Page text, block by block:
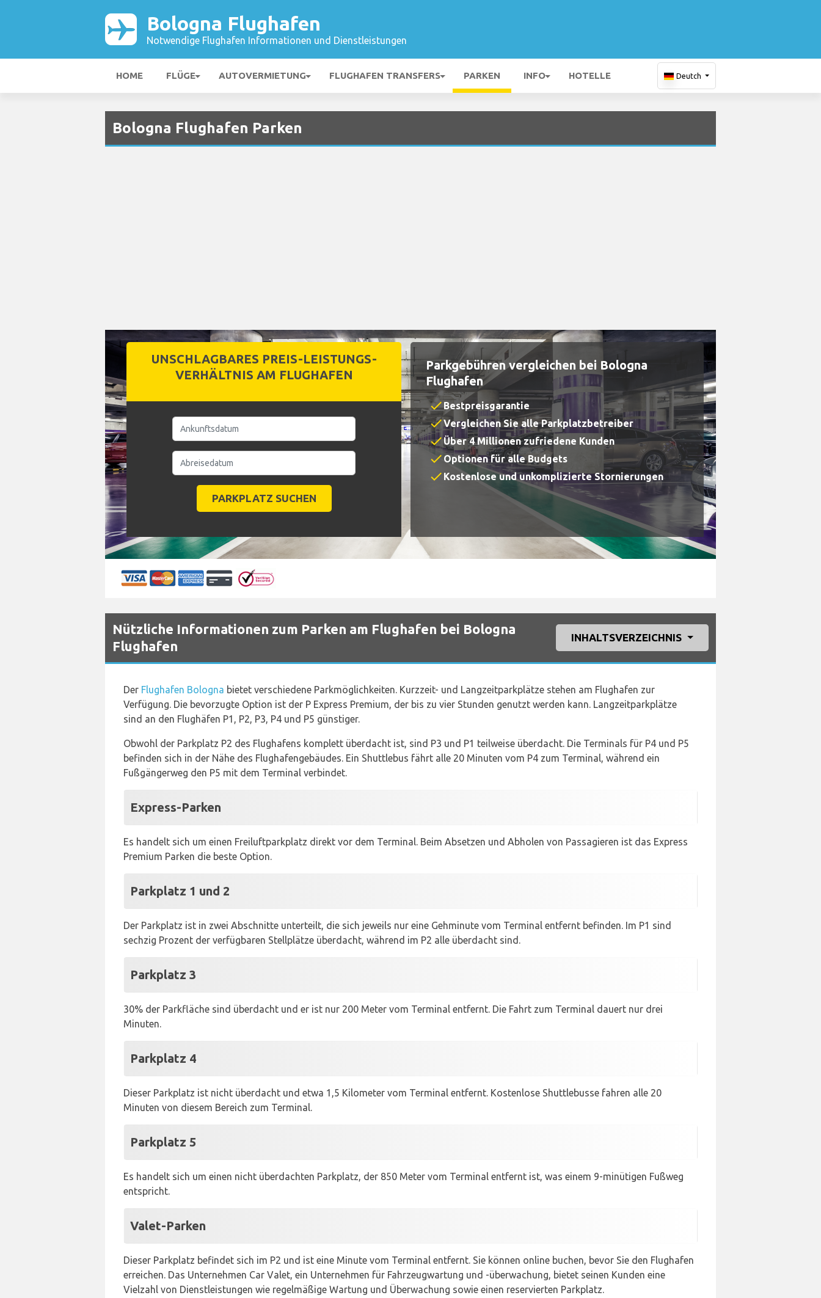
Bologna Flughafen
Notwendige Flughafen Informationen und Dienstleistungen
HOME FLÜGE AUTOVERMIETUNG FLUGHAFEN TRANSFERS PARKEN INFO HOTELLE Deutch
Bologna Flughafen Parken
UNSCHLAGBARES PREIS-LEISTUNGS-
VERHÄLTNIS AM FLUGHAFEN
Parkgebühren vergleichen bei Bologna
Flughafen
checkBestpreisgarantie
checkVergleichen Sie alle Parkplatzbetreiber
checkÜber 4 Millionen zufriedene Kunden
check Optionen für alle Budgets
check Kostenlose und unkomplizierte Stornierungen
Nützliche Informationen zum Parken am Flughafen bei Bologna
Flughafen
INHALTSVERZEICHNIS
Der Flughafen Bologna bietet verschiedene Parkmöglichkeiten. Kurzzeit- und Langzeitparkplätze stehen am Flughafen zur
Verfügung. Die bevorzugte Option ist der P Express Premium, der bis zu vier Stunden genutzt werden kann. Langzeitparkplätze
sind an den Flughäfen P1, P2, P3, P4 und P5 günstiger.
Obwohl der Parkplatz P2 des Flughafens komplett überdacht ist, sind P3 und P1 teilweise überdacht. Die Terminals für P4 und P5
befinden sich in der Nähe des Flughafengebäudes. Ein Shuttlebus fährt alle 20 Minuten vom P4 zum Terminal, während ein
Fußgängerweg den P5 mit dem Terminal verbindet.
Express-Parken
Es handelt sich um einen Freiluftparkplatz direkt vor dem Terminal. Beim Absetzen und Abholen von Passagieren ist das Express
Premium Parken die beste Option.
Parkplatz 1 und 2
Der Parkplatz ist in zwei Abschnitte unterteilt, die sich jeweils nur eine Gehminute vom Terminal entfernt befinden. Im P1 sind
sechzig Prozent der verfügbaren Stellplätze überdacht, während im P2 alle überdacht sind.
Parkplatz 3
30% der Parkfläche sind überdacht und er ist nur 200 Meter vom Terminal entfernt. Die Fahrt zum Terminal dauert nur drei
Minuten.
Parkplatz 4
Dieser Parkplatz ist nicht überdacht und etwa 1,5 Kilometer vom Terminal entfernt. Kostenlose Shuttlebusse fahren alle 20
Minuten von diesem Bereich zum Terminal.
Parkplatz 5
Es handelt sich um einen nicht überdachten Parkplatz, der 850 Meter vom Terminal entfernt ist, was einem 9-minütigen Fußweg
entspricht.
Valet-Parken
Dieser Parkplatz befindet sich im P2 und ist eine Minute vom Terminal entfernt. Sie können online buchen, bevor Sie den Flughafen
erreichen. Das Unternehmen Car Valet, ein Unternehmen für Fahrzeugwartung und -überwachung, bietet seinen Kunden eine
Vielzahl von Dienstleistungen wie regelmäßige Wartung und Überwachung sowie einen reservierten Parkplatz.